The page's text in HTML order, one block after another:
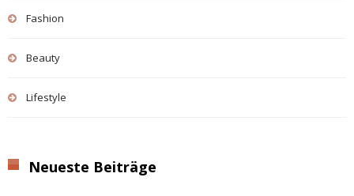
Fashion
Beauty
Lifestyle
Neueste Beiträge